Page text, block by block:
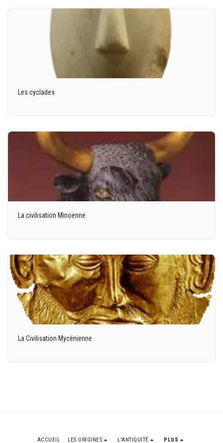
Les cyclades
La civilisation Minoenne
La Civilisation Mycénienne
ACCUEIL LES ORIGINES L'ANTIQUITÉ PLUS